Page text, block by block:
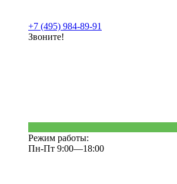
+7 (495) 984-89-91
Звоните!
Режим работы:
Пн-Пт 9:00—18:00